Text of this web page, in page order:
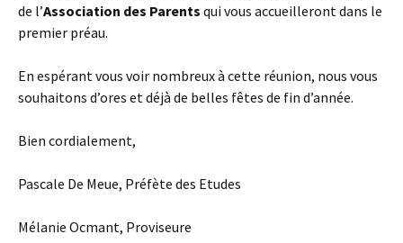
de l’Association des Parents qui vous accueilleront dans le
premier préau.
En espérant vous voir nombreux à cette réunion, nous vous
souhaitons d’ores et déjà de belles fêtes de fin d’année.
Bien cordialement,
Pascale De Meue, Préfète des Etudes
Mélanie Ocmant, Proviseure